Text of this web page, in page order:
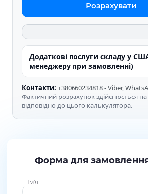
Розрахувати
Додаткові послуги складу у
менеджеру при замовленні)
Контакти: +380660234818 - Viber,
Фактичний розрахунок здійснюється
відповідно до цього калькулятора.
Форма для
Ім'я